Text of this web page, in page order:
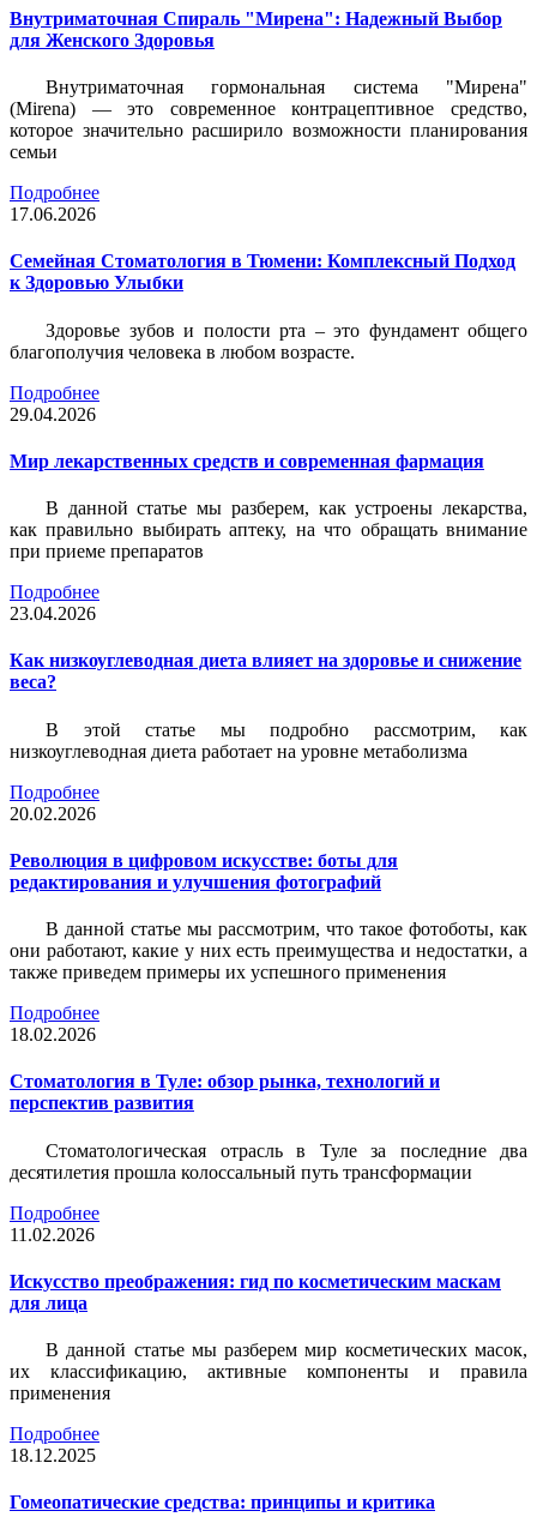
Внутриматочная Спираль "Мирена": Надежный Выбор
для Женского Здоровья
Внутриматочная гормональная система "Мирена"
(Mirena) — это современное контрацептивное средство,
которое значительно расширило возможности планирования
семьи
Подробнее
17.06.2026
Семейная Стоматология в Тюмени: Комплексный Подход
к Здоровью Улыбки
Здоровье зубов и полости рта – это фундамент общего
благополучия человека в любом возрасте.
Подробнее
29.04.2026
Мир лекарственных средств и современная фармация
В данной статье мы разберем, как устроены лекарства,
как правильно выбирать аптеку, на что обращать внимание
при приеме препаратов
Подробнее
23.04.2026
Как низкоуглеводная диета влияет на здоровье и снижение
веса?
В этой статье мы подробно рассмотрим, как
низкоуглеводная диета работает на уровне метаболизма
Подробнее
20.02.2026
Революция в цифровом искусстве: боты для
редактирования и улучшения фотографий
В данной статье мы рассмотрим, что такое фотоботы, как
они работают, какие у них есть преимущества и недостатки, а
также приведем примеры их успешного применения
Подробнее
18.02.2026
Стоматология в Туле: обзор рынка, технологий и
перспектив развития
Стоматологическая отрасль в Туле за последние два
десятилетия прошла колоссальный путь трансформации
Подробнее
11.02.2026
Искусство преображения: гид по косметическим маскам
для лица
В данной статье мы разберем мир косметических масок,
их классификацию, активные компоненты и правила
применения
Подробнее
18.12.2025
Гомеопатические средства: принципы и критика